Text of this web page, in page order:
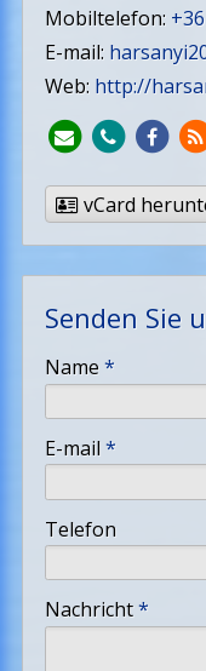
Mobiltelefon:
E-mail:
Web: http://
vCard
Senden Sie
-
Name *
E-mail *
Telefon
Nachricht*